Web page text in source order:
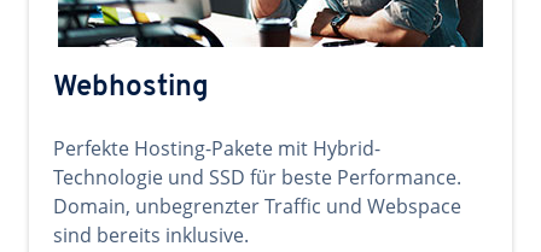
Webhosting
Perfekte Hosting-Pakete mit Hybrid-
Technologie und SSD für beste Performance.
Domain, unbegrenzter Traffic und Webspace
sind bereits inklusive.